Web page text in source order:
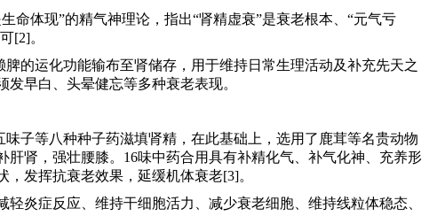
命体现”的精气神理论，指出“肾精虚衰”是衰老根本、“元气亏
[2]。
的运化功能输布至肾储存，用于维持日常生理活动及补充先天之
早白、头晕健忘等多种衰老表现。
子等八种种子药滋填肾精，在此基础上，选用了鹿茸等名贵动物
肾，强壮腰膝。16味中药合用具有补精化气、补气化神、充养形
发挥抗衰老效果，延缓机体衰老[3]。
炎症反应、维持干细胞活力、减少衰老细胞、维持线粒体稳态、